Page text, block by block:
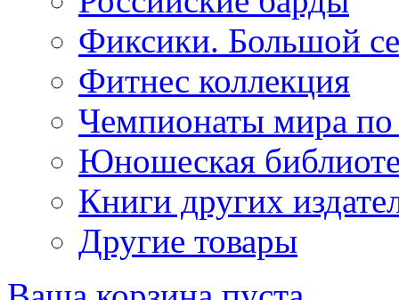
Фиксики. Большой
Фитнес коллекция
Чемпионаты мира по
Юношеская
Книги других
Другие товары